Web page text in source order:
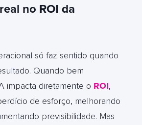
no ROI da
só faz sentido quando
Quando bem
impacta diretamente o ROI,
de esforço, melhorando
previsibilidade. Mas